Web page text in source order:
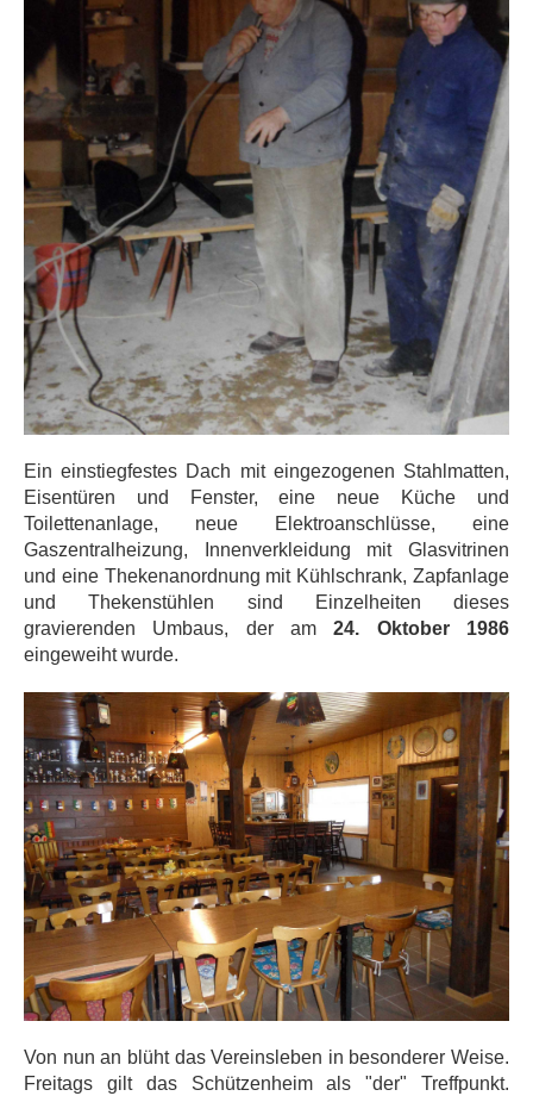
Ein einstiegfestes Dach mit eingezogenen Stahlmatten,
Eisentüren und Fenster, eine neue Küche und
Toilettenanlage, neue Elektroanschlüsse, eine
Gaszentralheizung, Innenverkleidung mit Glasvitrinen
und eine Thekenanordnung mit Kühlschrank, Zapfanlage
und Thekenstühlen sind Einzelheiten dieses
gravierenden Umbaus, der am24. Oktober 1986
eingeweiht wurde.
Von nun an blüht das Vereinsleben in besonderer Weise.
Freitags gilt das Schützenheim als "der" Treffpunkt.